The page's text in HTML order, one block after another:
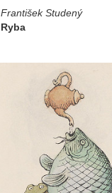
František Studený
Ryba